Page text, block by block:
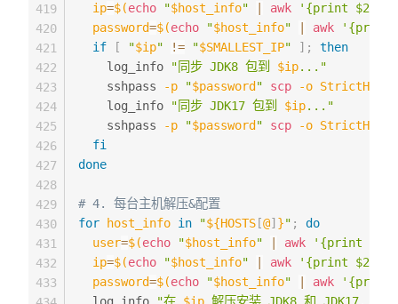
ip=$(echo "$host_info" awk '{print $2}'
password=$(echo "$host_info" awk
'{print
if
[ "$ip" != "$SMALLEST_IP" ] ;
then
    log_info
"同步 JDK8 包到 $ip..."
    sshpass
-p "$password " scp -o
    log_info
"同步 JDK17 包到 $ip..."
    sshpass
-p "$password " scp -o
fi
done
# 4. 每台主机解压&配置
for
host_info in "${HOSTS [@] }" ;
do
user=$(echo "$host_info" awk
'{print $1}'
ip=$(echo "$host_info" awk '{print $2}'
password=$(echo "$host_info" awk
'{print
419
420
421
422
423
424
425
426
427
428
429
430
431
432
433